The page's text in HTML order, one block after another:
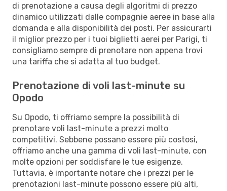
di prenotazione a causa degli algoritmi di prezzo
dinamico utilizzati dalle compagnie aeree in base alla
domanda e alla disponibilità dei posti. Per assicurarti
il miglior prezzo per i tuoi biglietti aerei per Parigi, ti
consigliamo sempre di prenotare non appena trovi
una tariffa che si adatta al tuo budget.
Prenotazione di voli last-minute su
Opodo
Su Opodo, ti offriamo sempre la possibilità di
prenotare voli last-minute a prezzi molto
competitivi. Sebbene possano essere più costosi,
offriamo anche una gamma di voli last-minute, con
molte opzioni per soddisfare le tue esigenze.
Tuttavia, è importante notare che i prezzi per le
prenotazioni last-minute possono essere più alti,